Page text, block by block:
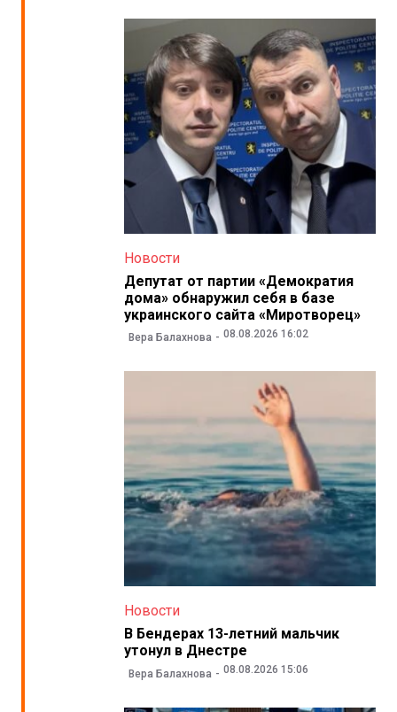
Новости
Депутат от партии «Демократия
дома» обнаружил себя в базе
украинского сайта «Миротворец»
Вера Балахнова 08.08.2026 16:02
Новости
В Бендерах 13-летний мальчик
утонул в Днестре
Вера Балахнова 08.08.2026 15:06